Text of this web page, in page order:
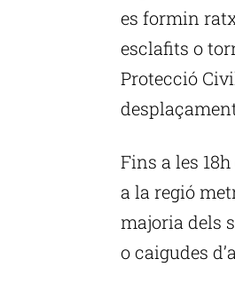
es formin
esclafits o
Protecció
Fins a les
a la regió
majoria dels
o caigudes